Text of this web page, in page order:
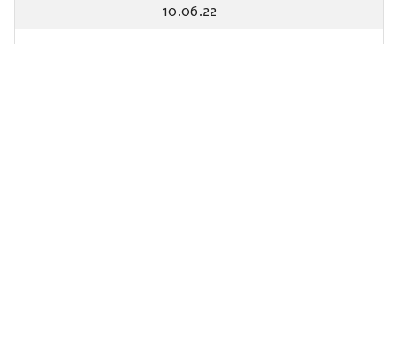
10.06.22